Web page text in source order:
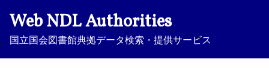
Web NDL Authorities
国立国会図書館典拠データ検索・提供サービス